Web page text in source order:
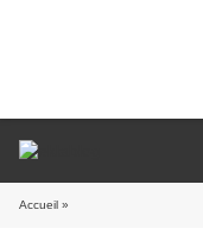
Accueil »